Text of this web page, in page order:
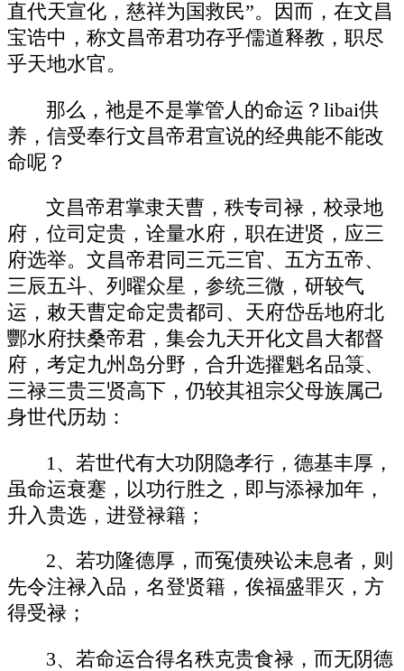
直代天宣化，慈祥为国救民”。因而，在文昌
宝诰中，称文昌帝君功存乎儒道释教，职尽
乎天地水官。
那么，祂是不是掌管人的命运？libai供
养，信受奉行文昌帝君宣说的经典能不能改
命呢？
文昌帝君掌隶天曹，秩专司禄，校录地
府，位司定贵，诠量水府，职在进贤，应三
府选举。文昌帝君同三元三官、五方五帝、
三辰五斗、列曜众星，参统三微，研较气
运，敕天曹定命定贵都司、天府岱岳地府北
酆水府扶桑帝君，集会九天开化文昌大都督
府，考定九州岛分野，合升选擢魁名品箓、
三禄三贵三贤高下，仍较其祖宗父母族属己
身世代历劫：
1、若世代有大功阴隐孝行，德基丰厚，
虽命运衰蹇，以功行胜之，即与添禄加年，
升入贵选，进登禄籍；
2、若功隆德厚，而冤债殃讼未息者，则
先令注禄入品，名登贤籍，俟福盛罪灭，方
得受禄；
3、若命运合得名秩克贵食禄，而无阴德